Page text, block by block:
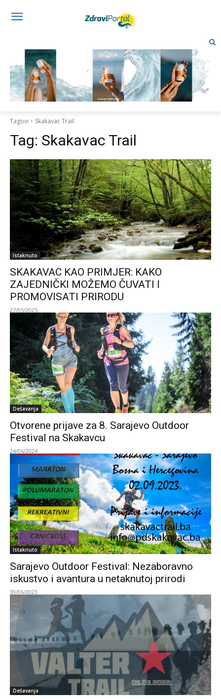
Tagovi Skakavac Trail
Tag: Skakavac Trail
Istaknuto
SKAKAVAC KAO PRIMJER: KAKO
ZAJEDNIČKI MOŽEMO ČUVATI I
PROMOVISATI PRIRODU
27/05/2025
Dešavanja
Otvorene prijave za 8. Sarajevo Outdoor
Festival na Skakavcu
24/06/2024
Istaknuto
Sarajevo Outdoor Festival: Nezaboravno
iskustvo i avantura u netaknutoj prirodi
30/06/2023
Dešavanja